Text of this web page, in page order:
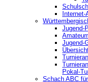
Jugend-
Jugend-
Pokal-
Schach ABC